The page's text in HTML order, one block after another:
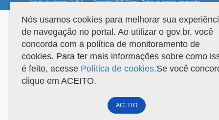
Versão do sistema: 3.88.9 Copyright 2022 Capes. Todos os direitos reservados.
Nós usamos cookies para melhorar sua
de navegação no portal. Ao utilizar o gov.br, você
concorda com a política de monitoramento de
cookies. Para ter mais informações sobre como
é feito, acesse Política de cookies.Se você
clique em ACEITO.
ACEITO